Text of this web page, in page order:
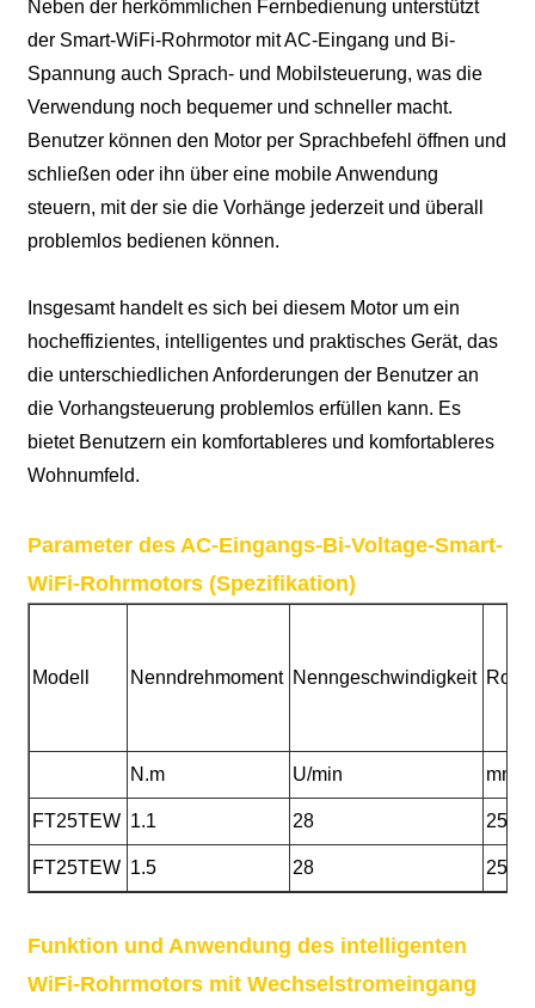
Neben der herkömmlichen Fernbedienung unterstützt
der Smart-WiFi-Rohrmotor mit AC-Eingang und Bi-
Spannung auch Sprach- und Mobilsteuerung, was die
Verwendung noch bequemer und schneller macht.
Benutzer können den Motor per Sprachbefehl öffnen und
schließen oder ihn über eine mobile Anwendung
steuern, mit der sie die Vorhänge jederzeit und überall
problemlos bedienen können.
Insgesamt handelt es sich bei diesem Motor um ein
hocheffizientes, intelligentes und praktisches Gerät, das
die unterschiedlichen Anforderungen der Benutzer an
die Vorhangsteuerung problemlos erfüllen kann. Es
bietet Benutzern ein komfortableres und komfortableres
Wohnumfeld.
Parameter des AC-Eingangs-Bi-Voltage-Smart-
WiFi-Rohrmotors (Spezifikation)
Modell Nenndrehmoment Nenngeschwindigkeit
N.m U/min mm
FT25TEW 1.1 28 25
FT25TEW 1.5 28 25
Funktion und Anwendung des intelligenten
WiFi-Rohrmotors mit Wechselstromeingang